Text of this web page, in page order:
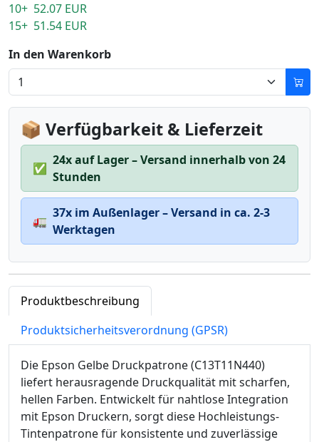
10+ 52.07 EUR
15+ 51.54 EUR
In den Warenkorb
📦 Verfügbarkeit & Lieferzeit
✅
24x auf Lager – Versand innerhalb von 24
Stunden
🚛
37x im Außenlager – Versand in ca. 2-3
Werktagen
Produktbeschreibung
Produktsicherheitsverordnung (GPSR)
Die Epson Gelbe Druckpatrone (C13T11N440)
liefert herausragende Druckqualität mit scharfen,
hellen Farben. Entwickelt für nahtlose Integration
mit Epson Druckern, sorgt diese Hochleistungs-
Tintenpatrone für konsistente und zuverlässige